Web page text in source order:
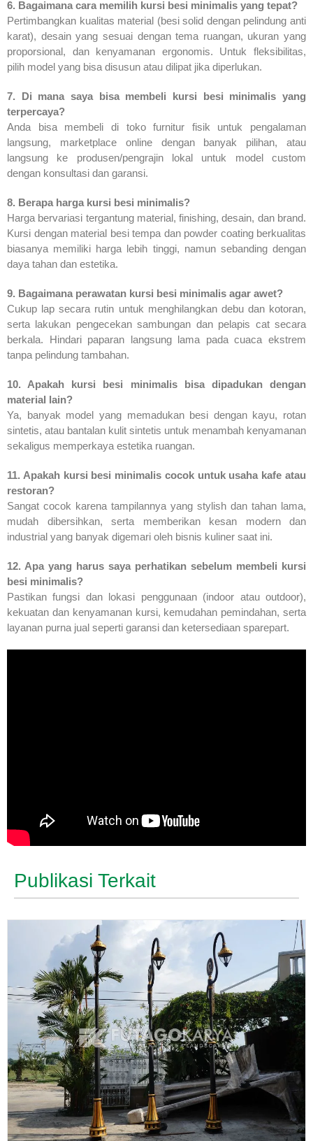
6. Bagaimana cara memilih kursi besi minimalis yang tepat?
Pertimbangkan kualitas material (besi solid dengan pelindung anti
karat), desain yang sesuai dengan tema ruangan, ukuran yang
proporsional, dan kenyamanan ergonomis. Untuk fleksibilitas,
pilih model yang bisa disusun atau dilipat jika diperlukan.
7. Di mana saya bisa membeli kursi besi minimalis yang
terpercaya?
Anda bisa membeli di toko furnitur fisik untuk pengalaman
langsung, marketplace online dengan banyak pilihan, atau
langsung ke produsen/pengrajin lokal untuk model custom
dengan konsultasi dan garansi.
8. Berapa harga kursi besi minimalis?
Harga bervariasi tergantung material, finishing, desain, dan brand.
Kursi dengan material besi tempa dan powder coating berkualitas
biasanya memiliki harga lebih tinggi, namun sebanding dengan
daya tahan dan estetika.
9. Bagaimana perawatan kursi besi minimalis agar awet?
Cukup lap secara rutin untuk menghilangkan debu dan kotoran,
serta lakukan pengecekan sambungan dan pelapis cat secara
berkala. Hindari paparan langsung lama pada cuaca ekstrem
tanpa pelindung tambahan.
10. Apakah kursi besi minimalis bisa dipadukan dengan
material lain?
Ya, banyak model yang memadukan besi dengan kayu, rotan
sintetis, atau bantalan kulit sintetis untuk menambah kenyamanan
sekaligus memperkaya estetika ruangan.
11. Apakah kursi besi minimalis cocok untuk usaha kafe atau
restoran?
Sangat cocok karena tampilannya yang stylish dan tahan lama,
mudah dibersihkan, serta memberikan kesan modern dan
industrial yang banyak digemari oleh bisnis kuliner saat ini.
12. Apa yang harus saya perhatikan sebelum membeli kursi
besi minimalis?
Pastikan fungsi dan lokasi penggunaan (indoor atau outdoor),
kekuatan dan kenyamanan kursi, kemudahan pemindahan, serta
layanan purna jual seperti garansi dan ketersediaan sparepart.
Publikasi Terkait